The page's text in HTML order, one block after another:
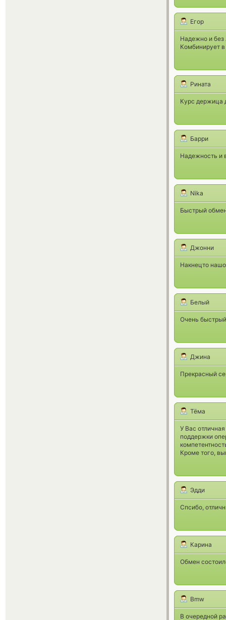
Егор
Надежно и без
Комбинирует
Рината
Курс держица
Барри
Надежность и
Nika
Быстрый
Джонни
Накнецто
Белый
Очень
Джина
Прекрасный
Тёма
У Вас
поддержки
Кроме того,
Эдди
Спсибо,
Карина
Обмен
Bmw
В очередной